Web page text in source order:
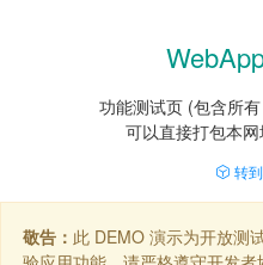
功能测试页 (包含所
可以直接打包本
转
敬告： 此 DEMO 演示为开放测